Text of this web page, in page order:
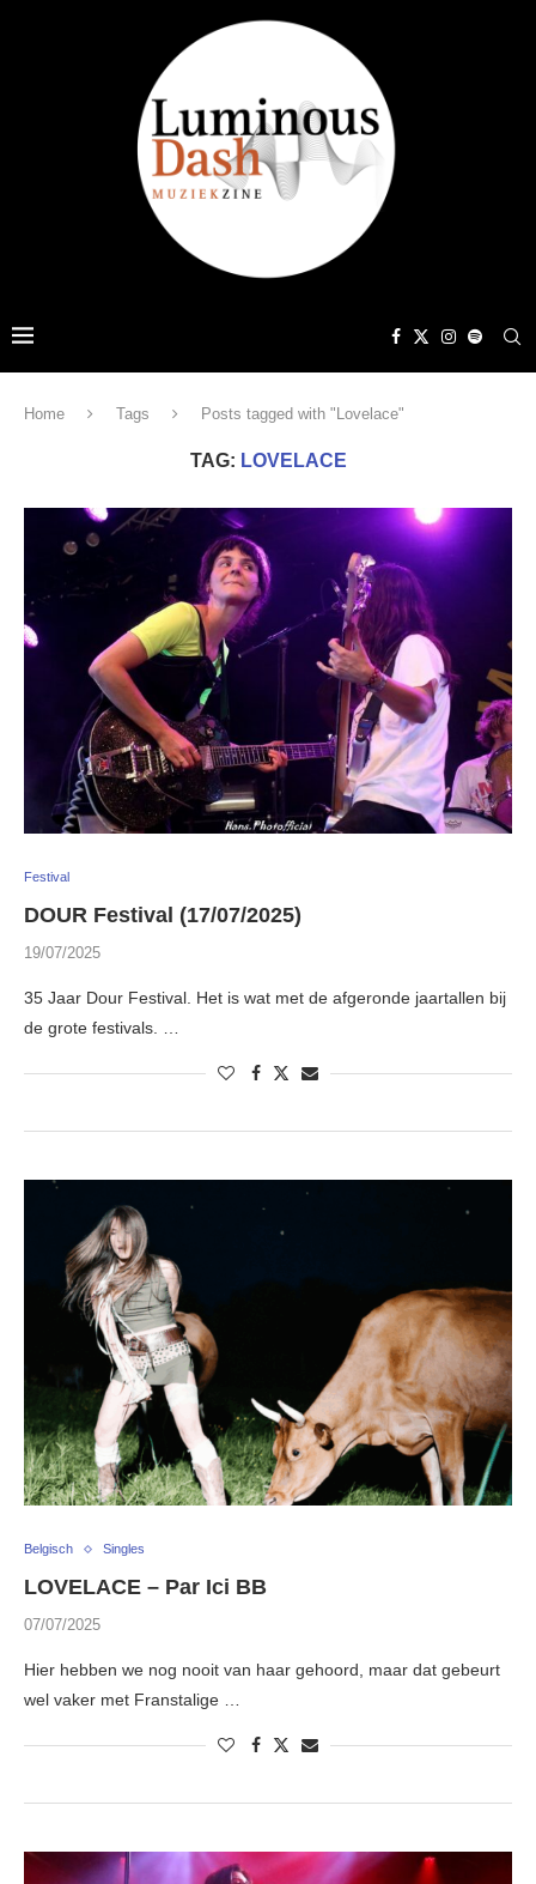
Home Tags Posts tagged with "Lovelace"
TAG: LOVELACE
Festival
DOUR Festival (17/07/2025)
19/07/2025
35 Jaar Dour Festival. Het is wat met de afgeronde jaartallen bij
de grote festivals. …
Belgisch Singles
LOVELACE – Par Ici BB
07/07/2025
Hier hebben we nog nooit van haar gehoord, maar dat gebeurt
wel vaker met Franstalige …